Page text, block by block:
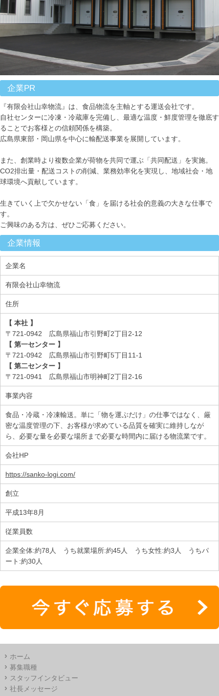
企業PR
『有限会社山幸物流』は、食品物流を主軸とする運送会社です。
自社センターに冷凍・冷蔵庫を完備し、最適な温度・鮮度管理を徹底す
ることでお客様との信頼関係を構築。
広島県東部・岡山県を中心に輸配送事業を展開しています。
また、創業時より複数企業が荷物を共同で運ぶ「共同配送」を実施。
CO2排出量・配送コストの削減、業務効率化を実現し、地域社会・地
球環境へ貢献しています。
生きていく上で欠かせない「食」を届ける社会的意義の大きな仕事で
す。
ご興味のある方は、ぜひご応募ください。
企業情報
企業名
有限会社山幸物流
住所
【 本社 】
〒721-0942 広島県福山市引野町2丁目2-12
【 第一センター 】
〒721-0942 広島県福山市引野町5丁目11-1
【 第二センター 】
〒721-0941 広島県福山市明神町2丁目2-16
事業内容
食品・冷蔵・冷凍輸送。単に「物を運ぶだけ」の仕事ではなく、厳
密な温度管理の下、お客様が求めている品質を確実に維持しなが
ら、必要な量を必要な場所まで必要な時間内に届ける物流業です。
会社HP
https://sanko-logi.com/
創立
平成13年8月
従業員数
企業全体:約78人 うち就業場所:約45人 うち女性:約3人 うちパ
ート:約30人
ホーム
募集職種
スタッフインタビュー
社長メッセージ